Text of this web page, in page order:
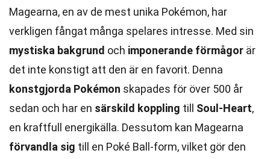
Magearna, en av de mest unika Pokémon, har
verkligen fångat många spelares intresse. Med sin
mystiska bakgrund och imponerande förmågor är
det inte konstigt att den är en favorit. Denna
konstgjorda Pokémon skapades för över 500 år
sedan och har en särskild koppling till Soul-Heart,
en kraftfull energikälla. Dessutom kan Magearna
förvandla sig till en Poké Ball-form, vilket gör den